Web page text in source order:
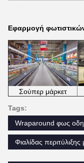
Εφαρμογή
Σούπερ μάρκετ
Tags:
Wraparound φως
Φιαλίδας